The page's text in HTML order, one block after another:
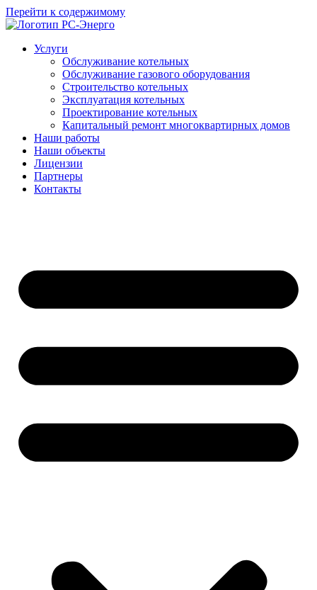
Перейти к содержимому
Услуги
Обслуживание котельных
Обслуживание газового оборудования
Строительство котельных
Эксплуатация котельных
Проектирование котельных
Капитальный ремонт многоквартирных домов
Наши работы
Наши объекты
Лицензии
Партнеры
Контакты